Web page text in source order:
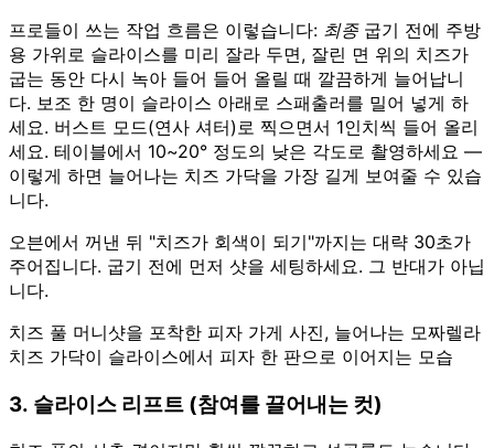
프로들이 쓰는 작업 흐름은 이렇습니다: 최종굽기 전에 주방
용 가위로 슬라이스를 미리 잘라 두면, 잘린 면 위의 치즈가
굽는 동안 다시 녹아 들어 들어 올릴 때 깔끔하게 늘어납니
다. 보조 한 명이 슬라이스 아래로 스패출러를 밀어 넣게 하
세요. 버스트 모드(연사 셔터)로 찍으면서 1인치씩 들어 올리
세요. 테이블에서 10~20° 정도의 낮은 각도로 촬영하세요 —
이렇게 하면 늘어나는 치즈 가닥을 가장 길게 보여줄 수 있습
니다.
오븐에서 꺼낸 뒤 "치즈가 회색이 되기"까지는 대략 30초가
주어집니다. 굽기 전에 먼저 샷을 세팅하세요. 그 반대가 아닙
니다.
치즈 풀 머니샷을 포착한 피자 가게 사진, 늘어나는 모짜렐라
치즈 가닥이 슬라이스에서 피자 한 판으로 이어지는 모습
3. 슬라이스 리프트 (참여를 끌어내는 컷)